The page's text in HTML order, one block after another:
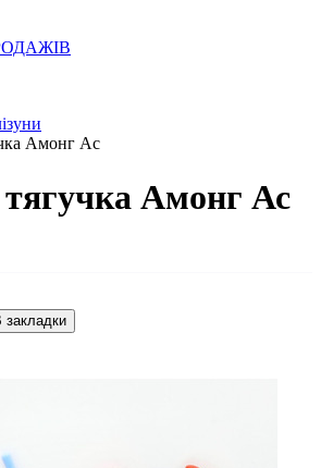
Амонг Ас
тягучка Амонг Ас